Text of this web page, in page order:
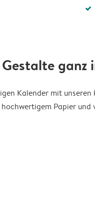
Gestalte ganz
Kalender mit
hochwertigem Papier und